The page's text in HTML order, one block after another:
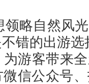
领略自然风
错的出游
为游客带来
微信公众号